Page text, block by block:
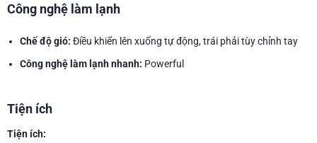
Công nghệ làm lạnh
Chế độ gió: Điều khiển lên xuống tự động, trái phải tùy chỉnh tay
Công nghệ làm lạnh nhanh: Powerful
Tiện ích
Tiện ích: